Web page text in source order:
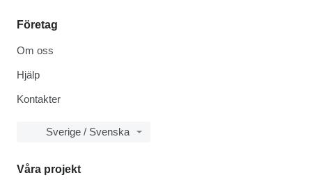
Företag
Om oss
Hjälp
Kontakter
Sverige / Svenska
Våra projekt